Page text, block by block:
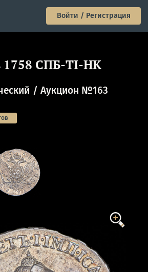
Войти / Регистрация
1758 СПБ-ТI-НК
Аукцион №163